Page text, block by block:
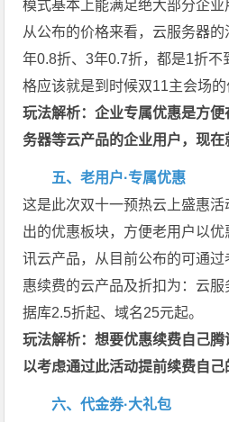
模式基本上能满足绝大部分企业
从公布的价格来看，云服务器
年0.8折、3年0.7折，都是1折不
格应该就是到时候双11主会场的
玩法解析：企业专属优惠是方
务器等云产品的企业用户，现在
五、老用户·专属优惠
这是此次双十一预热云上盛惠
出的优惠板块，方便老用户以
讯云产品，从目前公布的可通过
惠续费的云产品及折扣为：云
据库2.5折起、域名25元起。
玩法解析：想要优惠续费自己
以考虑通过此活动提前续费自己
六、代金券·大礼包